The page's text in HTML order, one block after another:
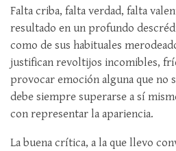
Falta criba, falta verdad, falta
resultado en un profundo
como de sus habituales
justifican revoltijos incomibles,
provocar emoción alguna que no
debe siempre superarse a sí
con representar la apariencia.
La buena crítica, a la que llevo